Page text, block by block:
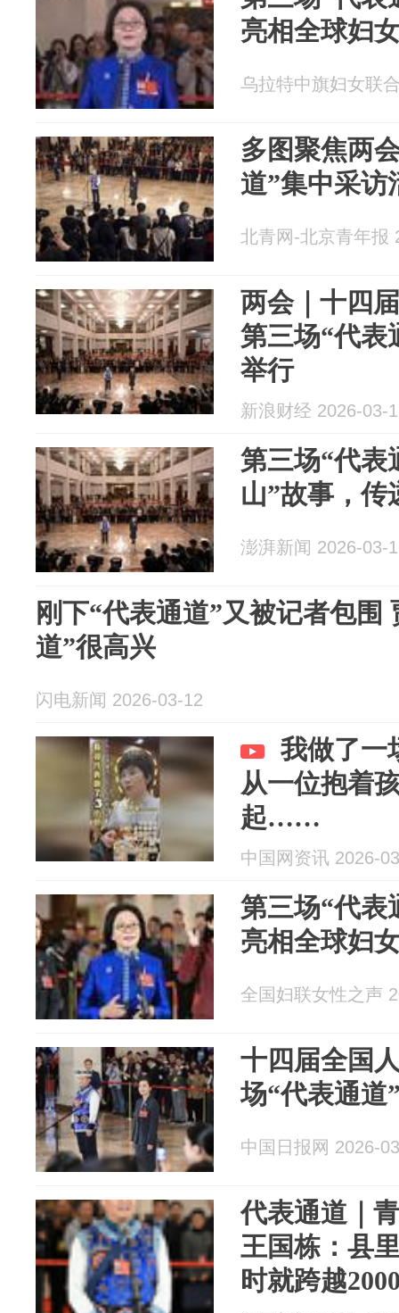
亮相全球妇
乌拉特中旗妇女联
多图聚焦两
道”集中采访
北青网-北京青年报
两会｜十四
第三场“代表
举行
新浪财经 2026-03-
第三场“代表
山”故事，传
澎湃新闻 2026-03-
刚下“代表通道”又被记者包围
道”很高兴
闪电新闻 2026-03-12
我做了一
从一位抱着
起……
中国网资讯 2026-
第三场“代表
亮相全球妇
全国妇联女性之声
十四届全国
场“代表通道
中国日报网 2026-
代表通道｜
王国栋：县
时就跨越